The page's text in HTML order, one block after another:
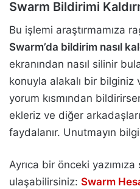
Swarm Bildirimi
Bu işlemi araştırmamıza
Swarm’da bildirim nasıl
ekranından nasıl silinir
konuyla alakalı bir
yorum kısmından
ekleriz ve diğer
faydalanır. Unutmayın
Ayrıca bir önceki
ulaşabilirsiniz: Swarm